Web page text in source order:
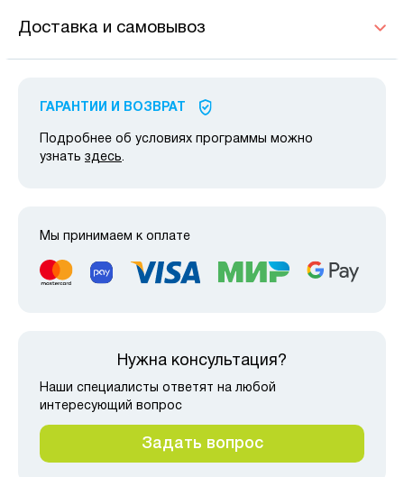
Доставка и самовывоз
ГАРАНТИИ И ВОЗВРАТ
Подробнее об условиях программы можно
узнать здесь.
Мы принимаем к оплате
Нужна консультация?
Наши специалисты ответят на любой
интересующий вопрос
Задать вопрос